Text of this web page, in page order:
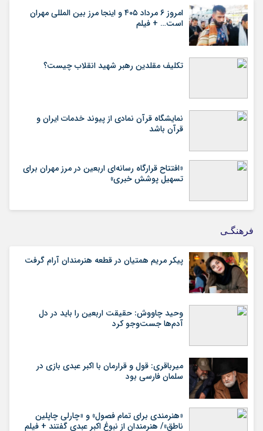
امروز ۶ مرداد ۴۰۵ و اینجا مرز بین المللی مهران
است… + فیلم
تکلیف مقلدین رهبر شهید انقلاب چیست؟
نمایشگاه قرآن نمادی از پیوند خدمات ایران و
قرآن باشد
«افتتاح قرارگاه رسانه‌ای اربعین در مرز مهران برای
تسهیل پوشش خبری»
فرهنگـی
پیکر مریم همتیان در قطعه هنرمندان آرام گرفت
وحید چاووش: حقیقت اربعین را باید در دل
آدم‌ها جست‌وجو کرد
میرباقری: قول و قرارمان با اکبر عبدی بازی در
سلمان فارسی بود
«هنرمندی برای تمام فصول» و «چارلی چاپلین
ناطق»/ هنرمندان از نبوغ اکبر عبدی گفتند + فیلم